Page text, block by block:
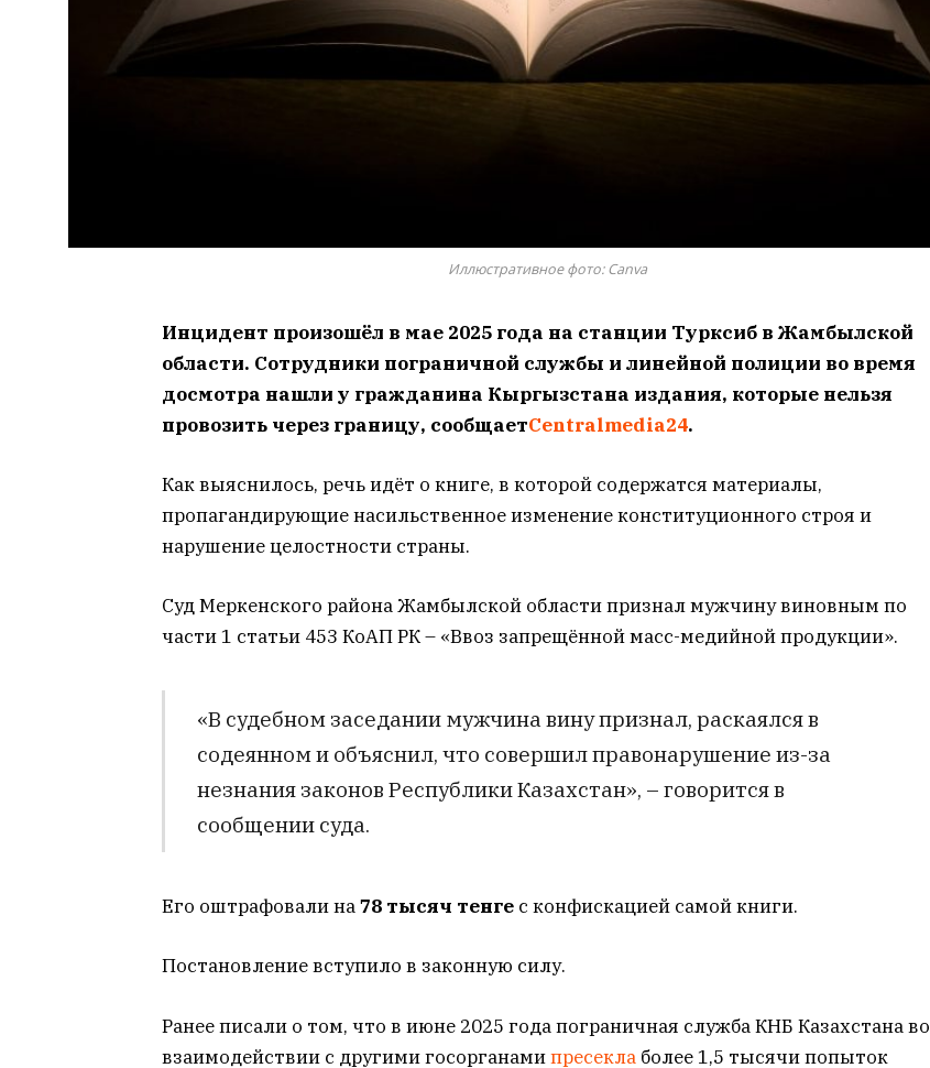
Иллюстративное фото: Canva
Инцидент произошёл в мае 2025 года на станции Турксиб в Жамбылской
области. Сотрудники пограничной службы и линейной полиции во время
досмотра нашли у гражданина Кыргызстана издания, которые нельзя
провозить через границу, сообщаетCentralmedia24.
Как выяснилось, речь идёт о книге, в которой содержатся материалы,
пропагандирующие насильственное изменение конституционного строя и
нарушение целостности страны.
Суд Меркенского района Жамбылской области признал мужчину виновным по
части 1 статьи 453 КоАП РК – «Ввоз запрещённой масс-медийной продукции».
«В судебном заседании мужчина вину признал, раскаялся в
содеянном и объяснил, что совершил правонарушение из-за
незнания законов Республики Казахстан», – говорится в
сообщении суда.
Его оштрафовали на78 тысяч тенге с конфискацией самой книги.
Постановление вступило в законную силу.
Ранее писали о том, что в июне 2025 года пограничная служба КНБ Казахстана во
взаимодействии с другими госорганамипресекла более 1,5 тысячи попыток